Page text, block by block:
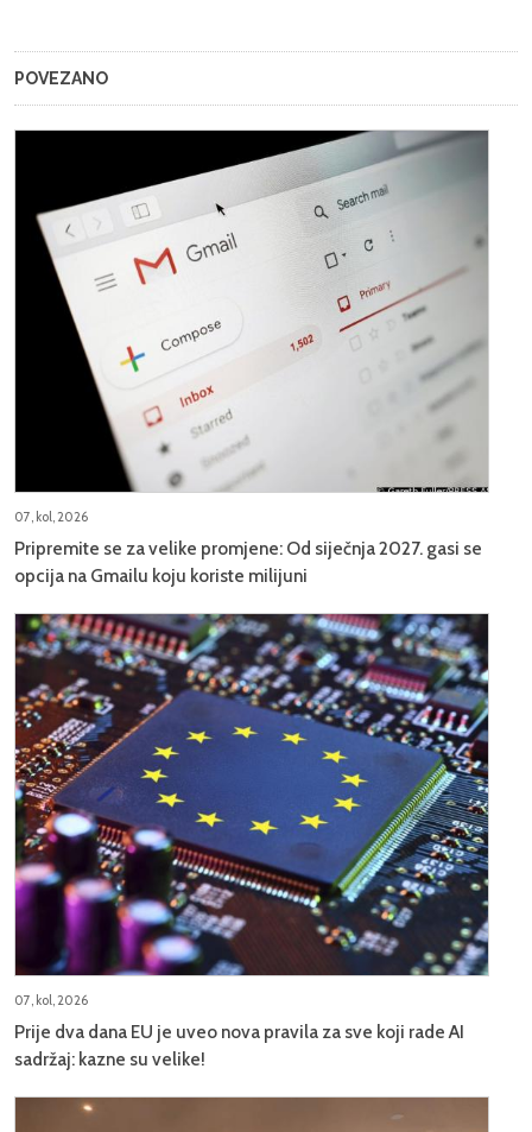
POVEZANO
07, kol, 2026
Pripremite se za velike promjene: Od siječnja 2027. gasi se
opcija na Gmailu koju koriste milijuni
07, kol, 2026
Prije dva dana EU je uveo nova pravila za sve koji rade AI
sadržaj: kazne su velike!